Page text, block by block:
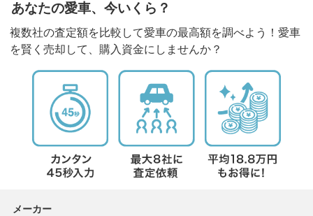
あなたの愛車、今いくら？
複数社の査定額を比較して愛車の最高額を調べよう！愛車
を賢く売却して、購入資金にしませんか？
メーカー